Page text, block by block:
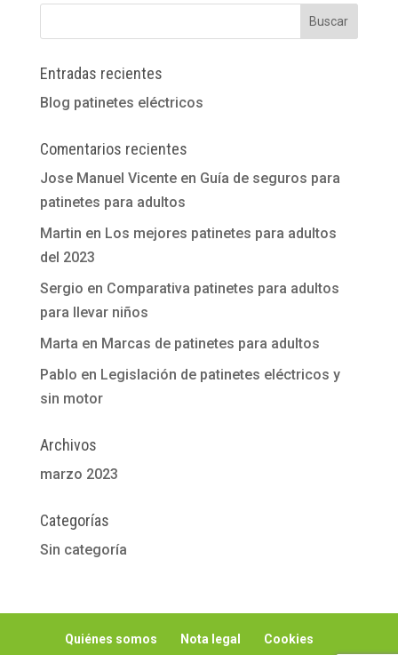
Entradas recientes
Blog patinetes eléctricos
Comentarios recientes
Jose Manuel Vicenteen Guía de seguros para
patinetes para adultos
Martin en Los mejores patinetes para adultos
del 2023
Sergio en Comparativa patinetes para adultos
para llevar niños
Marta en Marcas de patinetes para adultos
Pablo en Legislación de patinetes eléctricos y
sin motor
Archivos
marzo 2023
Categorías
Sin categoría
Quiénes somos Nota legal Cookies